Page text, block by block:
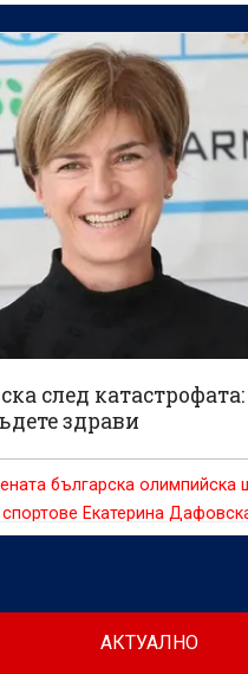
олимпийски
след
здрави
българска олимпийска
Екатерина
приятели след
АКТУАЛНО